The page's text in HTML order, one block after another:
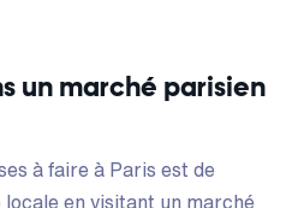
un marché parisien
à faire à Paris est de
en visitant un marché